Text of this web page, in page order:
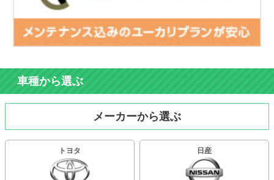
車種から選ぶ
メーカーから選ぶ
トヨタ 日産